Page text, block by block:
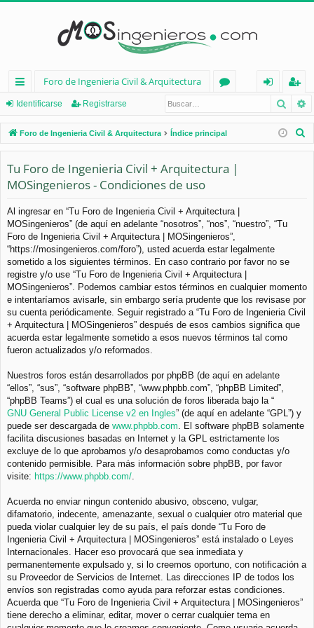
nl
ac
es
rá
pi
d
os
Foro de Ingenieria Civil & Arquitectura
os
nt
ifi
eg
ist
ra
Identificarse Registrarse
Foro de Ingenieria Civil & Arquitectura Índice principal
Tu Foro de Ingenieria Civil + Arquitectura |
MOSingenieros - Condiciones de uso
Al ingresar en “Tu Foro de Ingenieria Civil + Arquitectura |
MOSingenieros” (de aquí en adelante “nosotros”, “nos”, “nuestro”, “Tu
Foro de Ingenieria Civil + Arquitectura | MOSingenieros”,
“https://mosingenieros.com/foro”), usted acuerda estar legalmente
sometido a los siguientes términos. En caso contrario por favor no se
registre y/o use “Tu Foro de Ingenieria Civil + Arquitectura |
MOSingenieros”. Podemos cambiar estos términos en cualquier momento
e intentaríamos avisarle, sin embargo sería prudente que los revisase por
su cuenta periódicamente. Seguir registrado a “Tu Foro de Ingenieria Civil
+ Arquitectura | MOSingenieros” después de esos cambios significa que
acuerda estar legalmente sometido a esos nuevos términos tal como
fueron actualizados y/o reformados.
Nuestros foros están desarrollados por phpBB (de aquí en adelante
“ellos”, “sus”, “software phpBB”, “www.phpbb.com”, “phpBB Limited”,
“phpBB Teams”) el cual es una solución de foros liberada bajo la “
GNU General Public License v2 en Ingles” (de aquí en adelante “GPL”) y
puede ser descargada de www.phpbb.com . El software phpBB solamente
facilita discusiones basadas en Internet y la GPL estrictamente los
excluye de lo que aprobamos y/o desaprobamos como conductas y/o
contenido permisible. Para más información sobre phpBB, por favor
visite: https://www.phpbb.com/
Acuerda no enviar ningun contenido abusivo, obsceno, vulgar,
difamatorio, indecente, amenazante, sexual o cualquier otro material que
pueda violar cualquier ley de su país, el país donde “Tu Foro de
Ingenieria Civil + Arquitectura | MOSingenieros” está instalado o Leyes
Internacionales. Hacer eso provocará que sea inmediata y
permanentemente expulsado y, si lo creemos oportuno, con notificación a
su Proveedor de Servicios de Internet. Las direcciones IP de todos los
envíos son registradas como ayuda para reforzar estas condiciones.
Acuerda que “Tu Foro de Ingenieria Civil + Arquitectura | MOSingenieros”
tiene derecho a eliminar, editar, mover o cerrar cualquier tema en